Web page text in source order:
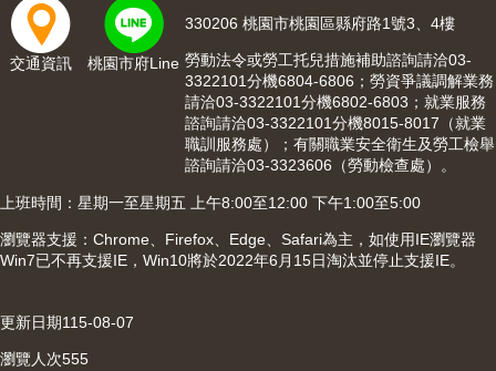
政
信
箱
桃
園
市
網
站
交通資訊 桃園市府Line
330206 桃園市桃園區縣府路1號3、4樓
勞動法令或勞工托兒措施補助諮詢請洽03-
3322101分機6804-6806；勞資爭議調解業務
請洽03-3322101分機6802-6803；就業服務
諮詢請洽03-3322101分機8015-8017（就業
職訓服務處）；有關職業安全衛生及勞工檢舉
諮詢請洽03-3323606（勞動檢查處）。
上班時間：星期一至星期五 上午8:00至12:00 下午1:00至5:00
瀏覽器支援：Chrome、Firefox、Edge、Safari為主，如使用IE瀏覽器
Win7已不再支援IE，Win10將於2022年6月15日淘汰並停止支援IE。
更新日期115-08-07
瀏覽人次555